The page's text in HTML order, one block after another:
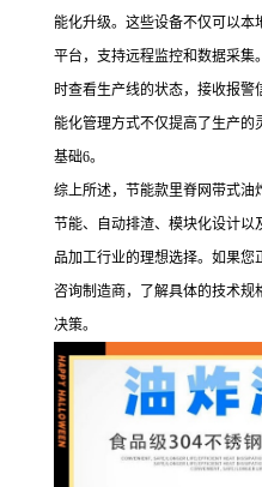
能化升级。这些设备不仅可以本
平台，支持远程监控和数据采集
时查看生产线的状态，接收报
能化管理方式不仅提高了生产的
基础6。
综上所述，节能款里脊网带式油
节能、自动排渣、模块化设计
品加工行业的理想选择。如果
咨询制造商，了解具体的技术规
决策。